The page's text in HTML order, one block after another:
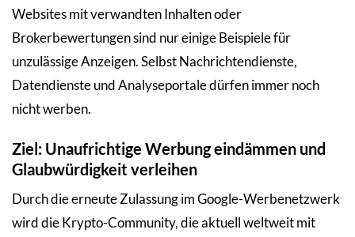
Websites mit verwandten Inhalten oder
Brokerbewertungen sind nur einige Beispiele für
unzulässige Anzeigen. Selbst Nachrichtendienste,
Datendienste und Analyseportale dürfen immer noch
nicht werben.
Ziel: Unaufrichtige Werbung eindämmen und
Glaubwürdigkeit verleihen
Durch die erneute Zulassung im Google-Werbenetzwerk
wird die Krypto-Community, die aktuell weltweit mit